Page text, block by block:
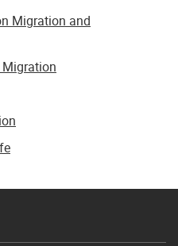
Migration and